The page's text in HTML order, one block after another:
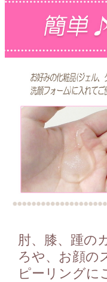
肘、膝、踵の
ろや、お顔の
ピーリングに